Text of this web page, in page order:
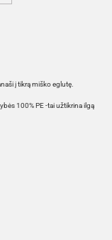
į tikrą miško eglutę.
100% PE -tai užtikrina ilgą